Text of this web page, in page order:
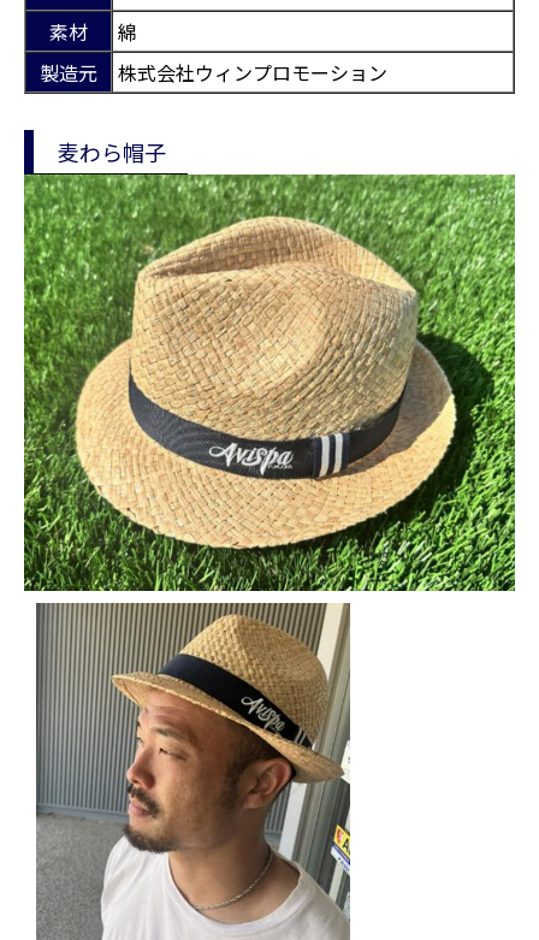
素材
綿
製造元
株式会社ウィンプロモーション
麦わら帽子